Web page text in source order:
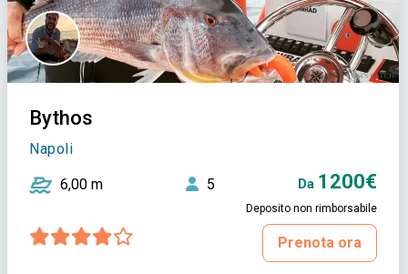
Bythos
Napoli
6,00 m 5 Da 1200€
Deposito non rimborsabile
Prenota ora